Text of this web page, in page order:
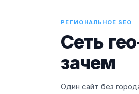
РЕГИОНАЛЬНОЕ SEO
Сеть
зачем
Один сайт без